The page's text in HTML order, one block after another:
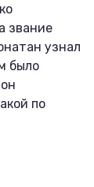
звание
узнал
было
по